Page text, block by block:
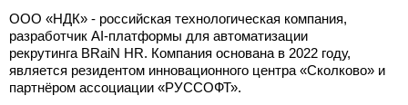
ООО «НДК» - российская технологическая компания,
разработчик AI-платформы для автоматизации
рекрутинга BRaiN HR. Компания основана в 2022 году,
является резидентом инновационного центра «Сколково» и
партнёром ассоциации «РУССОФТ».